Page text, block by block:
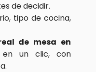
de decidir.
tipo de cocina,
de mesa en
un clic, con